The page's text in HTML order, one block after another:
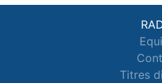
Titres